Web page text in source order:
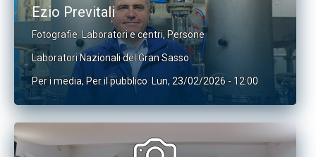
Ezio Previtali
Fotografie Laboratori e centri, Persone
Laboratori Nazionali del Gran Sasso
Per i media, Per il pubblico Lun, 23/02/2026 - 12:00